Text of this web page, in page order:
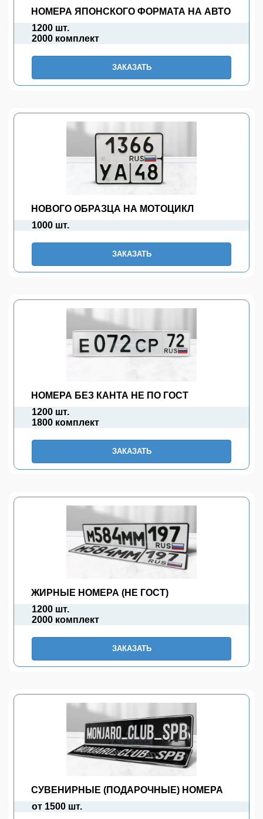
НОМЕРА ЯПОНСКОГО ФОРМАТА НА АВТО
1200 шт.
2000 комплект
ЗАКАЗАТЬ
НОВОГО ОБРАЗЦА НА МОТОЦИКЛ
1000 шт.
ЗАКАЗАТЬ
НОМЕРА БЕЗ КАНТА НЕ ПО ГОСТ
1200 шт.
1800 комплект
ЗАКАЗАТЬ
ЖИРНЫЕ НОМЕРА (НЕ ГОСТ)
1200 шт.
2000 комплект
ЗАКАЗАТЬ
СУВЕНИРНЫЕ (ПОДАРОЧНЫЕ) НОМЕРА
от 1500 шт.